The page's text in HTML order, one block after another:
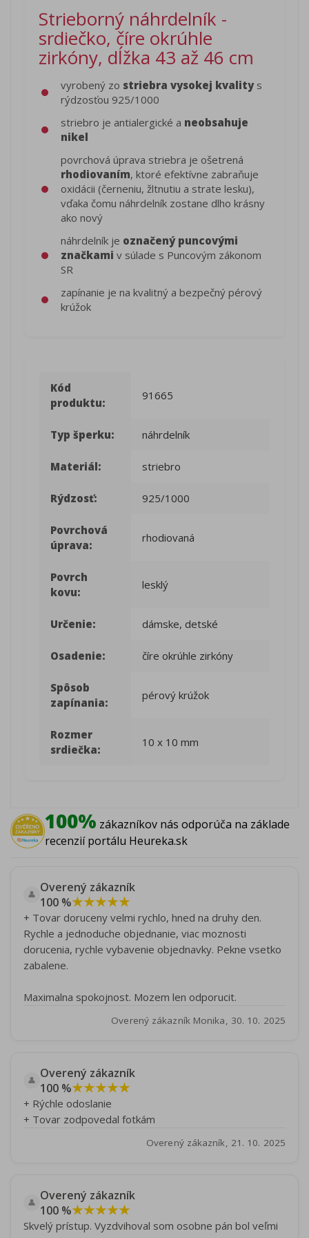
Strieborný náhrdelník -
srdiečko, číre okrúhle
zirkóny, dĺžka 43 až 46 cm
vyrobený zo striebra vysokej kvalitys
rýdzosťou 925/1000
striebro je antialergické a neobsahuje
nikel
povrchová úprava striebra je ošetrená
rhodiovaním, ktoré efektívne zabraňuje
oxidácii (černeniu, žltnutiu a strate lesku),
vďaka čomu náhrdelník zostane dlho krásny
ako nový
náhrdelník je označený puncovými
značkami v súlade s Puncovým zákonom
SR
zapínanie je na kvalitný a bezpečný pérový
krúžok
Kód
produktu:
91665
Typ šperku: náhrdelník
Materiál: striebro
Rýdzosť: 925/1000
Povrchová
úprava:
rhodiovaná
Povrch
kovu:
lesklý
Určenie: dámske, detské
Osadenie: číre okrúhle zirkóny
Spôsob
zapínania:
pérový krúžok
Rozmer
srdiečka:
10 x 10 mm
100% zákazníkov nás odporúča na základe
recenzií portálu Heureka.sk
👤 Overený zákazník
100 %★★★★★
+ Tovar doruceny velmi rychlo, hned na druhy den.
Rychle a jednoduche objednanie, viac moznosti
dorucenia, rychle vybavenie objednavky. Pekne vsetko
zabalene.
Maximalna spokojnost. Mozem len odporucit.
Overený zákazník Monika, 30. 10. 2025
👤 Overený zákazník
100 %★★★★★
+ Rýchle odoslanie
+ Tovar zodpovedal fotkám
Overený zákazník, 21. 10. 2025
👤 Overený zákazník
100 %★★★★★
Skvelý prístup. Vyzdvihoval som osobne pán bol veľmi